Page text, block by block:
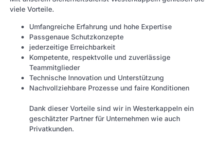
viele Vorteile.
Umfangreiche Erfahrung und hohe Expertise
Passgenaue Schutzkonzepte
jederzeitige Erreichbarkeit
Kompetente, respektvolle und zuverlässige
Teammitglieder
Technische Innovation und Unterstützung
Nachvollziehbare Prozesse und faire Konditionen
Dank dieser Vorteile sind wir in Westerkappeln ein
geschätzter Partner für Unternehmen wie auch
Privatkunden.